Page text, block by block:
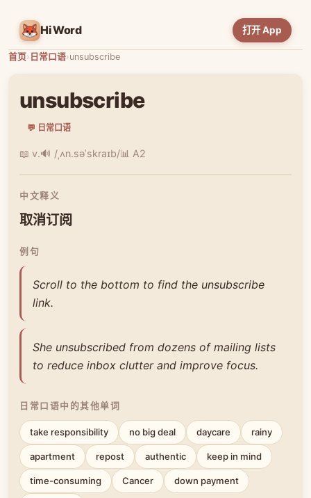
HiWord 打开 App
首页› 日常口语›unsubscribe
unsubscribe
💬 日常口语
📖 v.🔊 /ˌʌn.səˈskraɪb/📊 A2
中文释义
取消订阅
例句
Scroll to the bottom to find the unsubscribe
link.
She unsubscribed from dozens of mailing lists
to reduce inbox clutter and improve focus.
日常口语中的其他单词
take responsibility no big deal daycare rainy
apartment repost authentic keep in mind
time-consuming Cancer down payment